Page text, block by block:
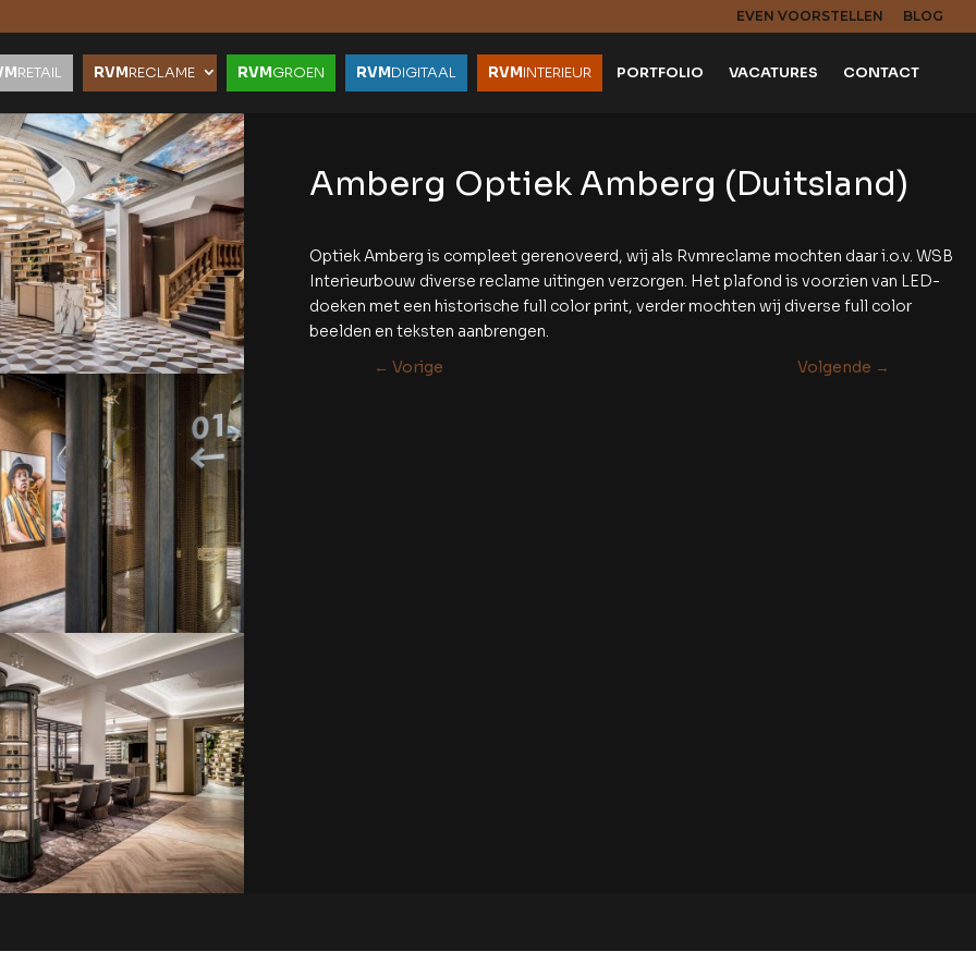
EVEN VOORSTELLEN BLOG
RETAIL RVMRECLAME RVMGROEN RVMDIGITAAL RVMINTERIEUR PORTFOLIO VACATURES CONTACT
Amberg Optiek Amberg (Duitsland)
Optiek Amberg is compleet gerenoveerd, wij als Rvmreclame mochten daar i.o.v. WSB
Interieurbouw diverse reclame uitingen verzorgen. Het plafond is voorzien van LED-
doeken met een historische full color print, verder mochten wij diverse full color
beelden en teksten aanbrengen.
←Vorige Volgende →